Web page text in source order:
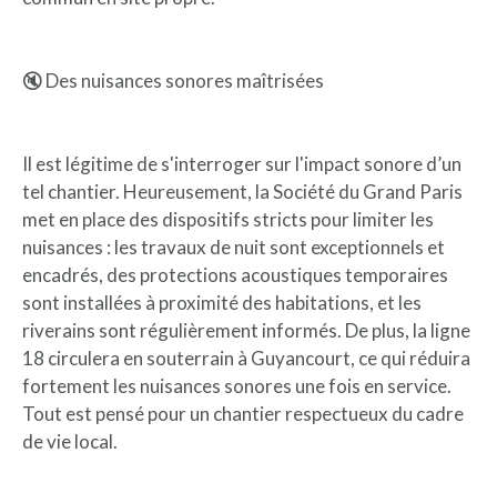
🔇 Des nuisances sonores maîtrisées
Il est légitime de s'interroger sur l'impact sonore d’un
tel chantier. Heureusement, la Société du Grand Paris
met en place des dispositifs stricts pour limiter les
nuisances : les travaux de nuit sont exceptionnels et
encadrés, des protections acoustiques temporaires
sont installées à proximité des habitations, et les
riverains sont régulièrement informés. De plus, la ligne
18 circulera en souterrain à Guyancourt, ce qui réduira
fortement les nuisances sonores une fois en service.
Tout est pensé pour un chantier respectueux du cadre
de vie local.